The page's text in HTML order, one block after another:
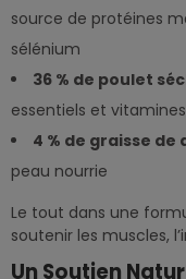
source de protéines
sélénium
36 % de poulet
essentiels et
4 % de graisse de
peau nourrie
Le tout dans une
soutenir les muscles,
Un Soutien